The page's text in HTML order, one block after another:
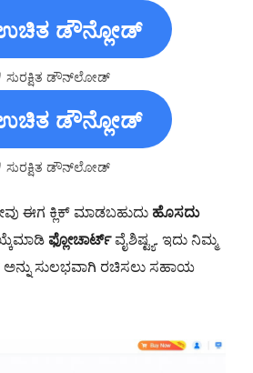
ಡೌನ್ಲೋಡ್
ಸುರಕ್ಷಿತ ಡೌನ್‌ಲೋಡ್
ಡೌನ್ಲೋಡ್
ಸುರಕ್ಷಿತ ಡೌನ್‌ಲೋಡ್
ಈಗ ಕ್ಲಿಕ್ ಮಾಡಬಹುದು ಹೊಸದು
ಫ್ಲೋಚಾರ್ಟ್ವೈಶಿಷ್ಟ್ಯ. ಇದು ನಿಮ್ಮ
ಸುಲಭವಾಗಿ ರಚಿಸಲು ಸಹಾಯ